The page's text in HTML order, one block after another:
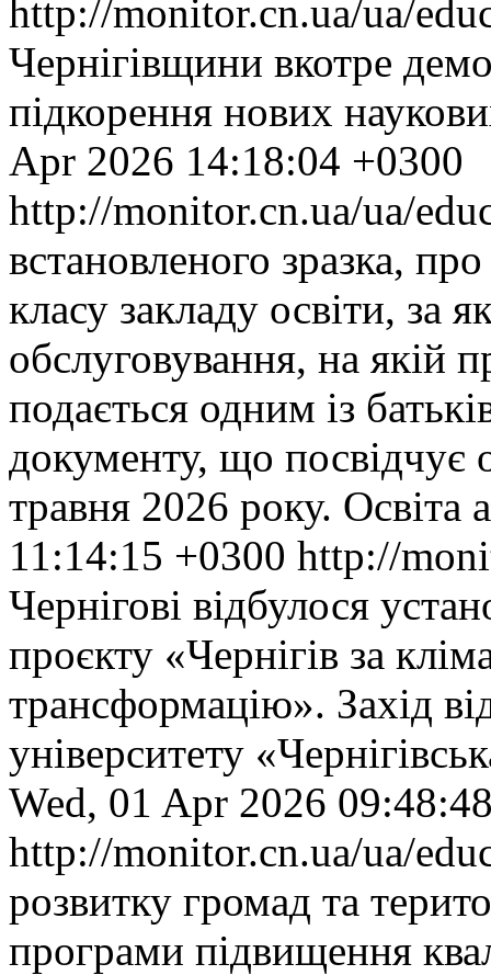
http://monitor.cn.ua/ua/
Чернігівщини вкотре
підкорення нових
Apr 2026 14:18:04 +0300
http://monitor.cn.ua/ua/
встановленого зразка,
класу закладу освіти, за
обслуговування, на якій
подається одним із
документу, що посвідчує
травня 2026 року. Освіта
11:14:15 +0300 http://
Чернігові відбулося
проєкту «Чернігів за
трансформацію». Захід
університету
Wed, 01 Apr 2026
http://monitor.cn.ua/ua/
розвитку громад та
програми підвищення